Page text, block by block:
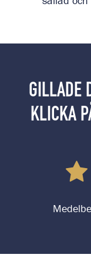
GILLADE
KLICKA